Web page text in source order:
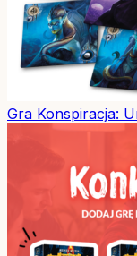
Gra Konspiracja: